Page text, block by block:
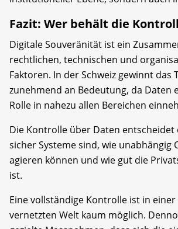
Fazit: Wer behält die
Digitale Souveränität ist ein
rechtlichen, technischen und
Faktoren. In der Schweiz gewinnt das
zunehmend an Bedeutung, da Daten
Rolle in nahezu allen Bereichen
Die Kontrolle über Daten entscheidet
sicher Systeme sind, wie unabhängig
agieren können und wie gut die
ist.
Eine vollständige Kontrolle ist in einer
vernetzten Welt kaum möglich.